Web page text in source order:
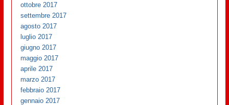
ottobre 2017
settembre 2017
agosto 2017
luglio 2017
giugno 2017
maggio 2017
aprile 2017
marzo 2017
febbraio 2017
gennaio 2017